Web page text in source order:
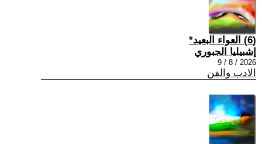
(6) العواء البعيد*
إشبيليا الجبوري
2026 / 8 / 9
الادب والفن